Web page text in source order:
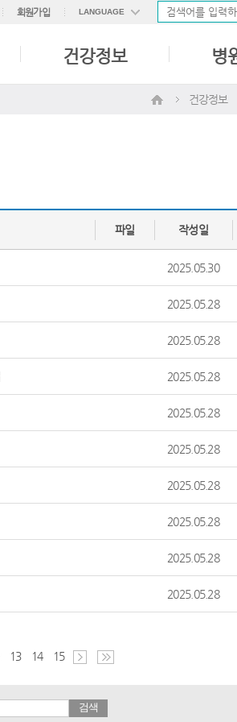
회원가입 LANGUAGE
中國語
건강정보 병
건강정보
파일 작성일
2025.05.30
2025.05.28
2025.05.28
2025.05.28
2025.05.28
2025.05.28
2025.05.28
2025.05.28
2025.05.28
2025.05.28
13 14 15
검색